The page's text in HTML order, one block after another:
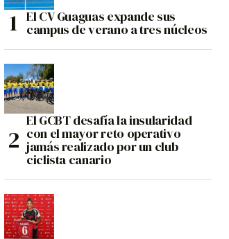
El CV Guaguas expande sus
campus de verano a tres núcleos
El GCBT desafía la insularidad
con el mayor reto operativo
jamás realizado por un club
ciclista canario